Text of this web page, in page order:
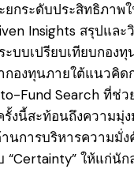
ยกระดับประสิทธิภาพ
Insights สรุปแล
ะบบเปรียบเทียบกอง
องทุนภายใต้แนวคิด
Fund Search ที่ช่
รั้งนี้สะท้อนถึงความ
การบริหารความมั่ง
“Certainty” ให้แก่